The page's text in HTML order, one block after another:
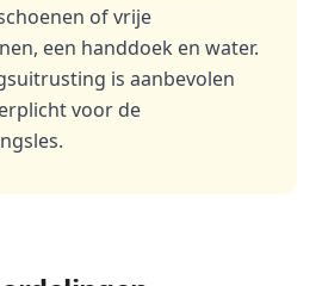
of vrije
een handdoek en water.
is aanbevolen
voor de